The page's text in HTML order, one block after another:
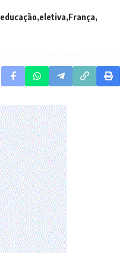
educação eletiva França